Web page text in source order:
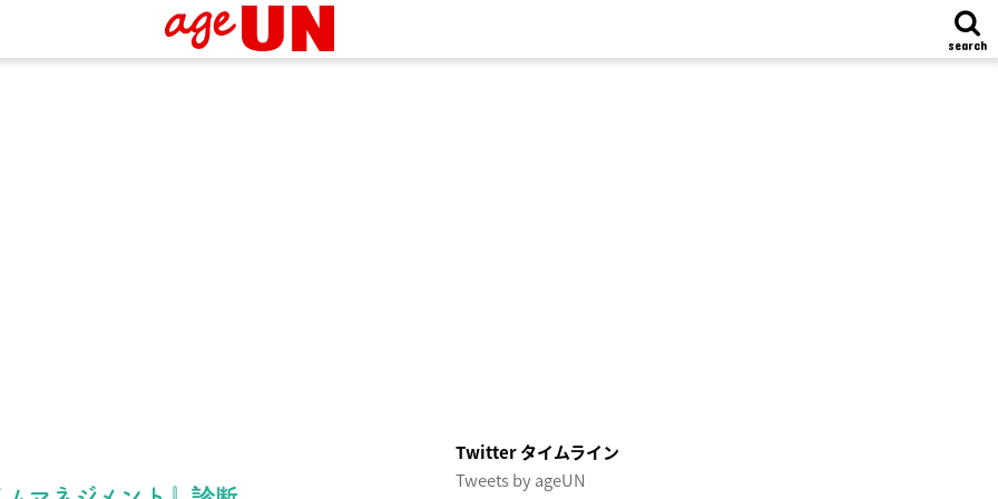
search
Twitter タイムライン
Tweets by ageUN